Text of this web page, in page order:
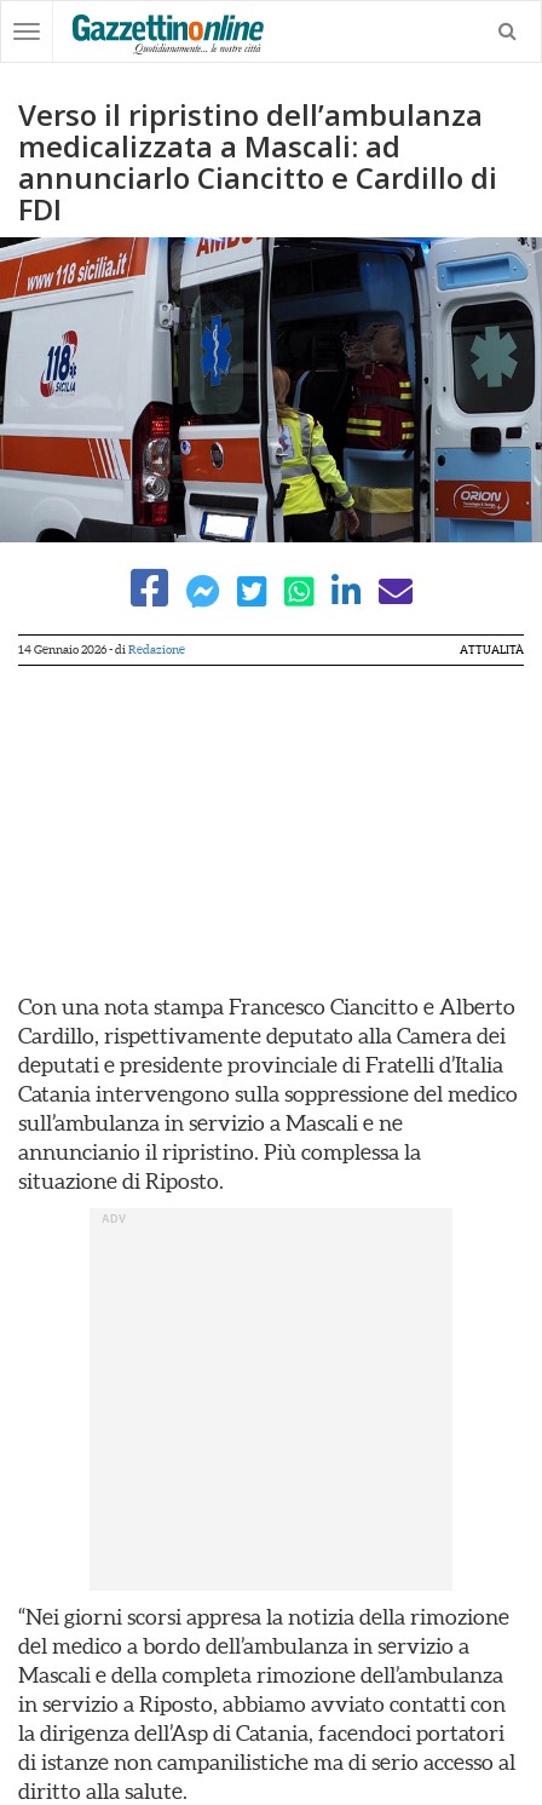
Verso il ripristino dell’ambulanza
medicalizzata a Mascali: ad
annunciarlo Ciancitto e Cardillo di
FDI
14 Gennaio 2026- di Redazione ATTUALITÀ
Con una nota stampa Francesco Ciancitto e Alberto
Cardillo, rispettivamente deputato alla Camera dei
deputati e presidente provinciale di Fratelli d’Italia
Catania intervengono sulla soppressione del medico
sull’ambulanza in servizio a Mascali e ne
annuncianio il ripristino. Più complessa la
situazione di Riposto.
“Nei giorni scorsi appresa la notizia della rimozione
del medico a bordo dell’ambulanza in servizio a
Mascali e della completa rimozione dell’ambulanza
in servizio a Riposto, abbiamo avviato contatti con
la dirigenza dell’Asp di Catania, facendoci portatori
di istanze non campanilistiche ma di serio accesso al
diritto alla salute.